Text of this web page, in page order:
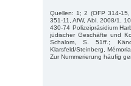
Quellen: 1; 2 (OFP 314-
351-11, AfW, Abl. 2008/1,
430-74 Polizeipräsidium
jüdischer Geschäfte und
Schalom, S. 51ff.;
Klarsfeld/Steinberg,
Zur Nummerierung häufig